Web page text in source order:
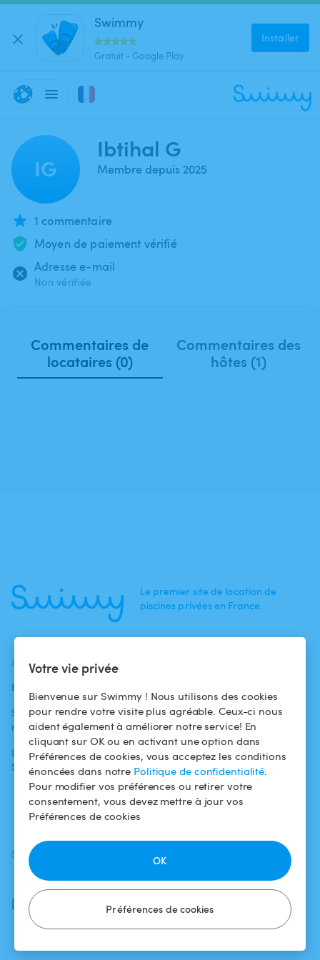
Votre vie privée
Bienvenue sur Swimmy ! Nous utilisons des cookies
pour rendre votre visite plus agréable. Ceux-ci nous
aident également à améliorer notre service! En
cliquant sur OK ou en activant une option dans
Préférences de cookies, vous acceptez les conditions
énoncées dans notre Politique de confidentialité.
Pour modifier vos préférences ou retirer votre
consentement, vous devez mettre à jour vos
Préférences de cookies
Préférences de cookies
OK
Swimmy
Gratuit - Google Play
Installer
IG
Ibtihal G
Membre depuis 2025
1 commentaire
Moyen de paiement vérifié
Adresse e-mail
Non vérifiée
Commentaires de
locataires (0)
Commentaires des
hôtes (1)
Le premier site de location de
piscines privées en France.
ACTUALITÉS
Blog
Swimmy dans les
médias
L'aventure
Swimmy
baigneurs
Pour les
propriétaires
Louer ma piscine
Comment ça
marche ?
Conditions
d'utilisation
Politique de
confidentialité
Mentions légales
SUIVEZ-NOUS
Facebook
Instagram